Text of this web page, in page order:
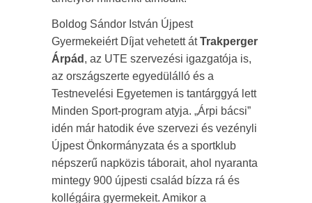
Boldog Sándor István Újpest
Gyermekeiért Díjat vehetett átTrakperger
Árpád , az UTE szervezési igazgatója is,
az országszerte egyedülálló és a
Testnevelési Egyetemen is tantárggyá lett
Minden Sport-program atyja. „Árpi bácsi”
idén már hatodik éve szervezi és vezényli
Újpest Önkormányzata és a sportklub
népszerű napközis táborait, ahol nyaranta
mintegy 900 újpesti család bízza rá és
kollégáira gyermekeit. Amikor a